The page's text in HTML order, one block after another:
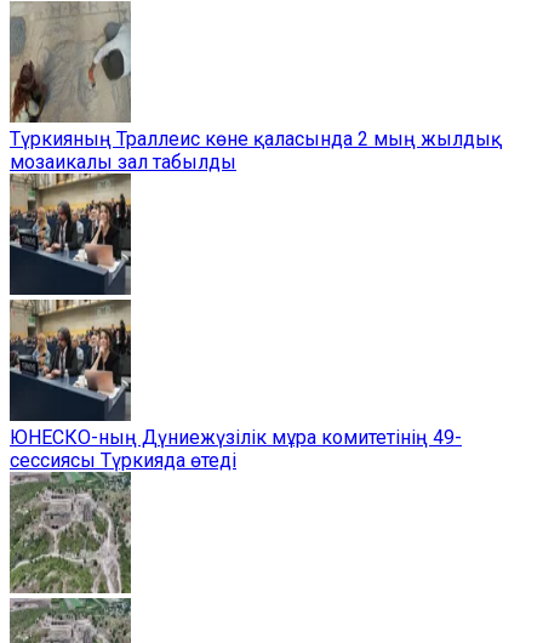
Түркияның Траллеис көне қаласында 2 мың жылдық
мозаикалы зал табылды
ЮНЕСКО-ның Дүниежүзілік мұра комитетінің 49-
сессиясы Түркияда өтеді